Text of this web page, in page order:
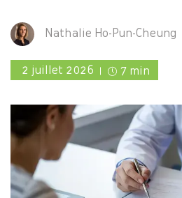
Nathalie Ho-Pun-Cheung
2 juillet 2026 7 min